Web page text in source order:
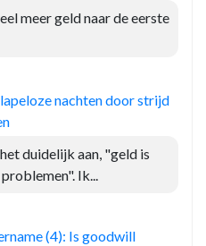
meer geld naar de eerste
nachten door strijd
duidelijk aan, "geld is
Ik...
(4): Is goodwill